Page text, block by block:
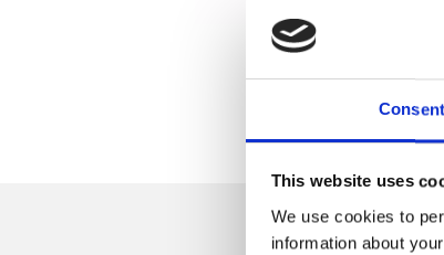
Consent
This website uses
We use cookies to
information about